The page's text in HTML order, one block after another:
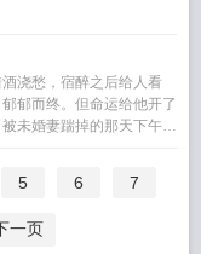
浇愁，宿醉之后给人看
郁而终。但命运给他开了
未婚妻踹掉的那天下午。
5 6 7
一页